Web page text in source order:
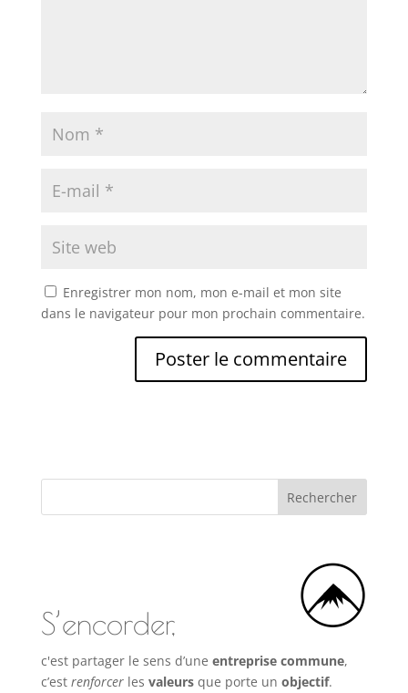
Enregistrer mon nom, mon e-mail et mon site
dans le navigateur pour mon prochain commentaire.
S’encorder,
c'est partager le sens d’une entreprise commune,
c’est renforcerles valeursque porte un objectif.